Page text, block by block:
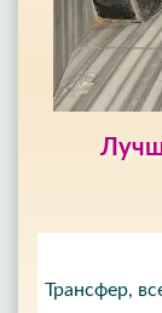
Трансфер,